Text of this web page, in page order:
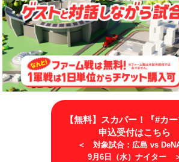
【無料】スカパー！『#カー
申込受付はこちら
＜ 対象試合：広島 vs
9月6日（水）ナイター